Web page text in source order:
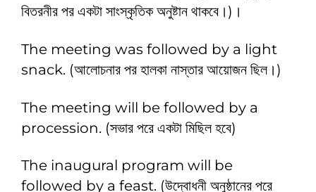
বিতরনীর পর একটা সাংস্কৃতিক অনুষ্টান থাকবে।)।
The meeting was followed by a light
snack. (আলােচনার পর হালকা নাস্তার আয়োজন ছিল।)
The meeting will be followed by a
procession. (সভার পরে একটা মিছিল হবে)
The inaugural program will be
followed by a feast. (উদ্বোধনী অনুষ্ঠানের পরে